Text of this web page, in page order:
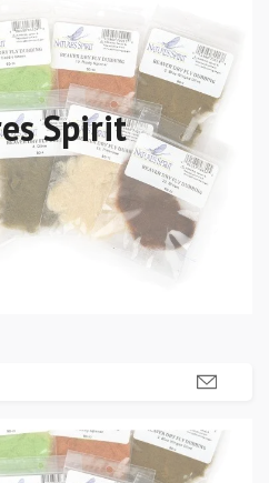
Spirit